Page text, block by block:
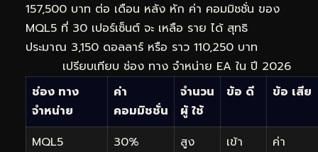
157,500 บาท ต่อ เดือน หลัง หัก ค่า คอมมิชชั่น ของ
MQL5 ที่ 30 เปอร์เซ็นต์ จะ เหลือ ราย ได้ สุทธิ
ประมาณ 3,150 ดอลลาร์ หรือ ราว 110,250 บาท
เปรียบเทียบ ช่อง ทาง จำหน่าย EA ใน ปี 2026
ช่อง ทาง
จำหน่าย
ค่า
คอมมิชชั่น
จำนวน
ผู้ ใช้
ข้อ ดี ข้อ เสีย
MQL5
30%
สูง
เข้า
ค่า